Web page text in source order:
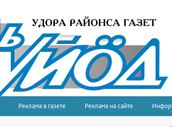
Реклама в газете Реклама на сайте